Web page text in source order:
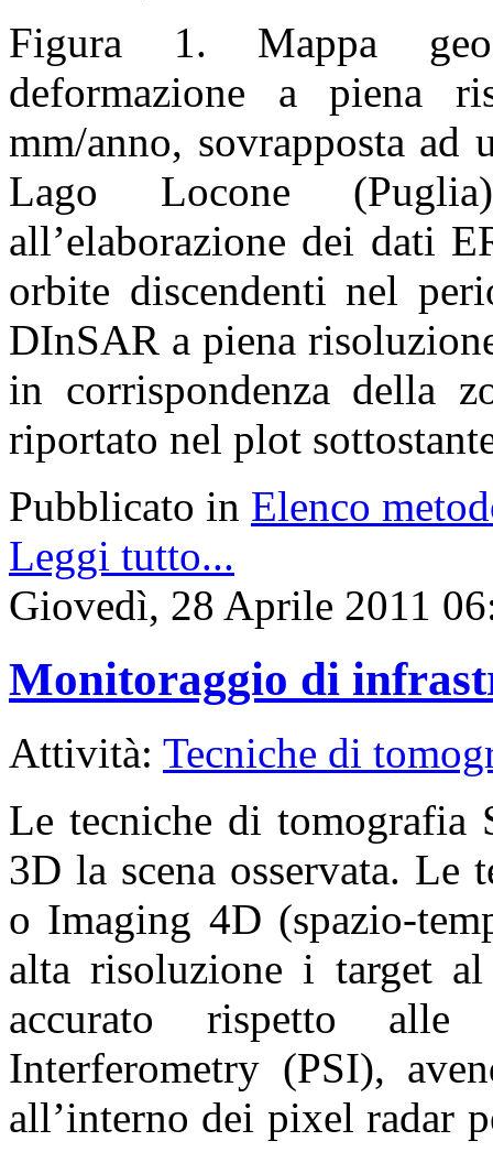
Figura 1. Mappa
deformazione a piena
mm/anno, sovrapposta ad
Lago Locone
all’elaborazione dei dati
orbite discendenti nel
DInSAR a piena
in corrispondenza della
riportato nel plot
Pubblicato in Elenco
Leggi tutto...
Giovedì, 28 Aprile 2011
Monitoraggio di
Attività: Tecniche di
Le tecniche di tomografia
3D la scena osservata. Le
o Imaging 4D (spazio-
alta risoluzione i target
accurato rispetto alle
Interferometry (PSI),
all’interno dei pixel radar